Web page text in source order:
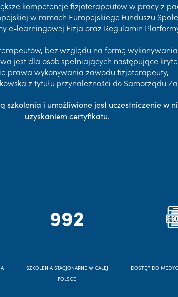
kompetencje fizjoterapeutów w pracy z
w ramach Europejskiego Funduszu
e-learningowej Fizja oraz Regulamin
bez względu na formę
jest dla osób spełniających następujące
prawa wykonywania zawodu fizjoterapeuty,
z tytułu przynależności do Samorządu
szkolenia i umożliwione jest uczestniczenie w
uzyskaniem certyfikatu.
992
SZKOLENIA STACJONARNE W CAŁEJ
POLSCE
DOSTĘP DO